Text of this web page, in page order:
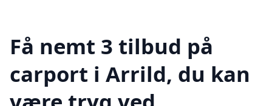
Få nemt 3 tilbud på
carport i Arrild, du kan